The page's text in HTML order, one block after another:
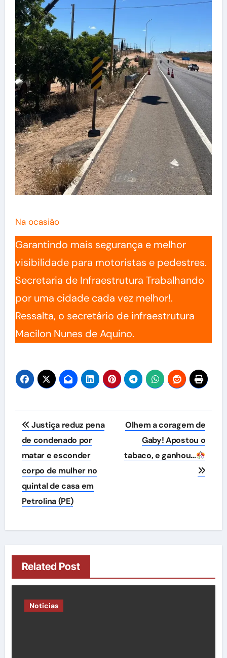
Na ocasião
Garantindo mais segurança e melhor
visibilidade para motoristas e pedestres.
Secretaria de Infraestrutura Trabalhando
por uma cidade cada vez melhor!.
Ressalta, o secretário de infraestrutura
Macilon Nunes de Aquino.
Navegação
de
Post
Justiça reduz pena
de condenado por
matar e esconder
corpo de mulher no
quintal de casa em
Petrolina (PE)
Olhem a coragem de
Gaby! Apostou o
tabaco, e ganhou…
Related Post
Notícias